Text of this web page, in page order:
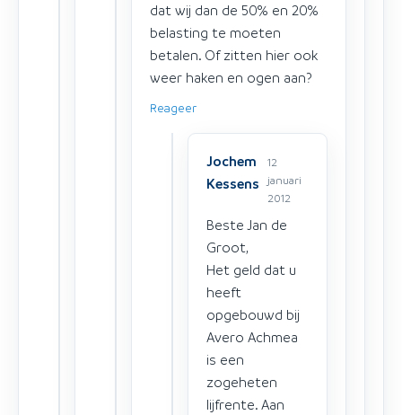
dat wij dan de 50% en 20%
belasting te moeten
betalen. Of zitten hier ook
weer haken en ogen aan?
Reageer
Jochem
Kessens
12
januari
2012
Beste Jan de
Groot,
Het geld dat u
heeft
opgebouwd bij
Avero Achmea
is een
zogeheten
lijfrente. Aan